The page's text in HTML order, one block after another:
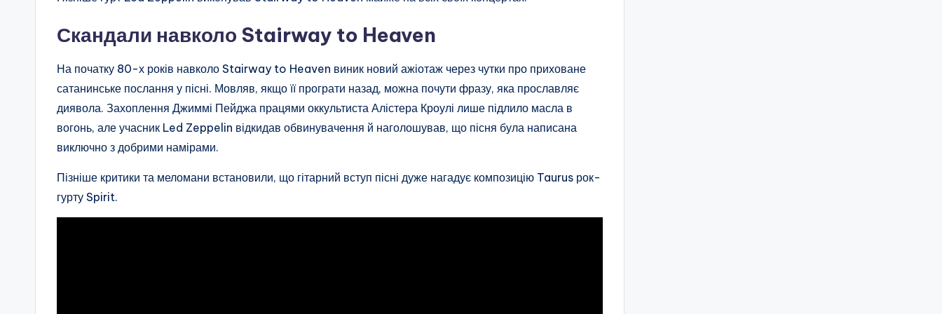
Скандали навколо Stairway to Heaven
На початку 80-х років навколо Stairway to Heaven виник новий ажіотаж через чутки про приховане
сатанинське послання у пісні. Мовляв, якщо її програти назад, можна почути фразу, яка прославляє
диявола. Захоплення Джиммі Пейджа працями оккультиста Алістера Кроулі лише підлило масла в
вогонь, але учасник Led Zeppelin відкидав обвинувачення й наголошував, що пісня була написана
виключно з добрими намірами.
Пізніше критики та меломани встановили, що гітарний вступ пісні дуже нагадує композицію Taurus рок-
гурту Spirit.